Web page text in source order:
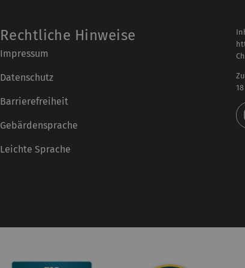
Rechtliche Hinweise
Impressum
Datenschutz
Barrierefreiheit
Gebärdensprache
Leichte Sprache